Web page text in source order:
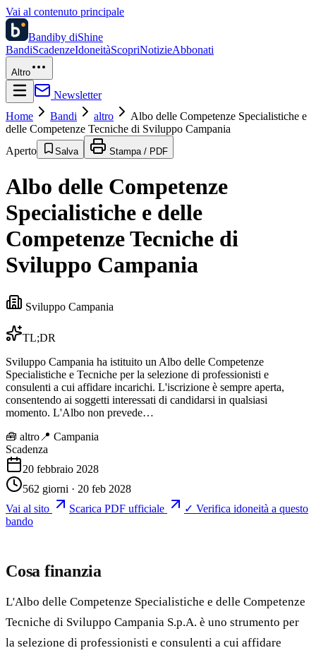
Vai al contenuto principale
Bandiby diShine
BandiScadenzeIdoneitàScopriNotizieAbbonati
Altro
Newsletter
Home
Bandi altro
Albo delle Competenze Specialistiche e
delle Competenze Tecniche di Sviluppo Campania
Aperto
Salva Stampa / PDF
Albo delle Competenze
Specialistiche e delle
Competenze Tecniche di
Sviluppo Campania
Sviluppo Campania
TL;DR
Sviluppo Campania ha istituito un Albo delle Competenze
Specialistiche e Tecniche per la selezione di professionisti e
consulenti a cui affidare incarichi. L'iscrizione è sempre aperta,
consentendo ai soggetti interessati di candidarsi in qualsiasi
momento. L'Albo non prevede…
🧰 altro 📍 Campania
Scadenza
20 febbraio 2028
562 giorni · 20 feb 2028
Vai al sito
Scarica PDF ufficiale
✓ Verifica idoneità a questo
bando
Cosa finanzia
L'Albo delle Competenze Specialistiche e delle Competenze
Tecniche di Sviluppo Campania S.p.A. è uno strumento per
la selezione di professionisti e consulenti a cui affidare